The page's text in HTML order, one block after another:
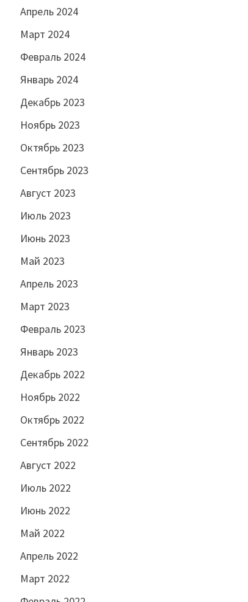
Апрель 2024
Март 2024
Февраль 2024
Январь 2024
Декабрь 2023
Ноябрь 2023
Октябрь 2023
Сентябрь 2023
Август 2023
Июль 2023
Июнь 2023
Май 2023
Апрель 2023
Март 2023
Февраль 2023
Январь 2023
Декабрь 2022
Ноябрь 2022
Октябрь 2022
Сентябрь 2022
Август 2022
Июль 2022
Июнь 2022
Май 2022
Апрель 2022
Март 2022